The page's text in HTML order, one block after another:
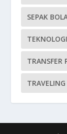
SEPAK
TEKNOLOGI
TRANSFER
TRAVELING